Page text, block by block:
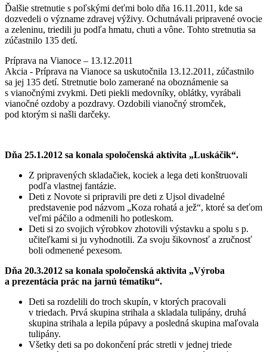
Ďalšie stretnutie s poľskými deťmi bolo dňa 16.11.2011, kde sa
dozvedeli o význame zdravej výživy. Ochutnávali pripravené ovocie
a zeleninu, triedili ju podľa hmatu, chuti a vône. Tohto stretnutia sa
zúčastnilo 135 detí.
Príprava na Vianoce – 13.12.2011
Akcia - Príprava na Vianoce sa uskutočnila 13.12.2011, zúčastnilo
sa jej 135 detí. Stretnutie bolo zamerané na oboznámenie sa
s vianočnými zvykmi. Deti piekli medovníky, oblátky, vyrábali
vianočné ozdoby a pozdravy. Ozdobili vianočný stromček,
pod ktorým si našli darčeky.
Dňa 25.1.2012 sa konala spoločenská aktivita „Luskáčik“.
Z pripravených skladačiek, kociek a lega deti konštruovali
podľa vlastnej fantázie.
Deti z Novote si pripravili pre deti z Ujsol divadelné
predstavenie pod názvom „Koza rohatá a jež“, ktoré sa deťom
veľmi páčilo a odmenili ho potleskom.
Deti si zo svojich výrobkov zhotovili výstavku a spolu s p.
učiteľkami si ju vyhodnotili. Za svoju šikovnosť a zručnosť
boli odmenené pexesom.
Dňa 20.3.2012 sa konala spoločenská aktivita „Výroba
a prezentácia prác na jarnú tématiku“.
Deti sa rozdelili do troch skupín, v ktorých pracovali
v triedach. Prvá skupina strihala a skladala tulipány, druhá
skupina strihala a lepila púpavy a posledná skupina maľovala
tulipány.
Všetky deti sa po dokončení prác stretli v jednej triede